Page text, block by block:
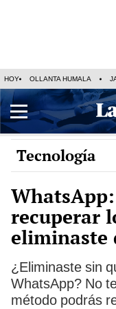
HOY OLLANTA HUMALA
Tecnología
recuperar
eliminaste
¿Eliminaste sin
WhatsApp? No
método podrás